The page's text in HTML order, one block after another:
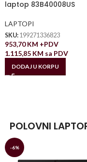
laptop 83B40008US
LAPTOPI
SKU: 199271336823
953,70KM +PDV
1.115,85 KM sa PDV
DODAJ U KORPU
POLOVNI
-6%